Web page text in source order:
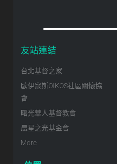
友站連結
台北基督之家
歐伊寇斯OIKOS社區關懷協
會
曙光華人基督教會
晨星之光基金會
More